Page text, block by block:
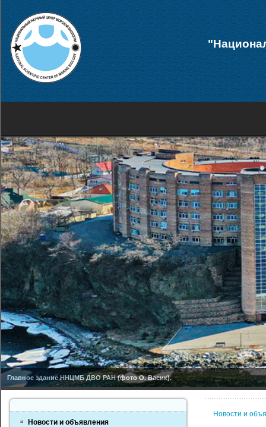
Главное здание ННЦМБ ДВО РАН (фото О. Васик).
Новости и
Новости и объявления